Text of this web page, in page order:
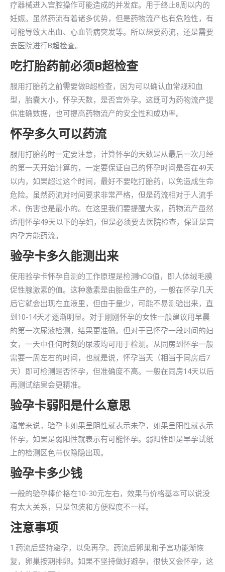
疗器械进入宫腔操作可能造成的并发症。用于终止8周以内的
妊娠。虽然药流有着诸多优势，但是药物流产也有危险性，有
可能导致大出血、心血管病突发等。所以想要药流，还是需要
去医院进行B超检查。
吃打胎药前必须B超检查
服用打胎药之前需要做B超检查，因为可以确认血常规和血
型，胎囊大小，怀孕天数，是否宫外孕。这既可为药物流产提
供准确数据，也可提高药物流产的安全性和成功率。
怀孕多久可以药流
服用打胎药时一定要注意，计算怀孕的天数是从最后一次月经
的第一天开始计算的，一定要保证自己的怀孕时间是否在49天
以内，如果超过这个时间，最好不要吃打胎药，以免造成生命
危险。虽然药流对时间要求非常严格，但是药流相对于人流手
术，伤害也是最小的。在这里我们要提醒大家，药物流产虽然
适用怀孕49天以下的孕妇，但是必须要去医院检查，保证是宫
内孕方能药流。
验孕卡多久能测出来
使用验孕卡怀孕自测的工作原理是检测hCG值，即人体绒毛膜
促性腺激素的值。这种激素是由胎盘生产的，一般在怀孕几天
后它就会出现在血液里，但由于量少，可能不易测验出来，直
到10-14天才逐渐明显。对于刚刚怀孕的女性一般建议用早晨
的第一次尿液检测，结果更准确。但对于已怀孕一段时间的妇
女，一天中任何时刻的尿液均可用于检测。从同房到怀孕一般
需要一周左右的时间，也就是说，怀孕当天（相当于同房后7
天）即可检测是否怀孕，但准确度不高。一般在同房14天以后
再测试结果会更精准。
验孕卡弱阳是什么意思
通常来说，验孕卡如果呈阴性就表示未孕，如果呈阳性就表示
怀孕，如果是弱阳性就表示有可能怀孕。弱阳性即是早孕试纸
上的检测区色带仅隐隐出现。
验孕卡多少钱
一般的验孕棒价格在10-30元左右，效果与价格基本可以说没
有太大关系，只是包装和方便程度不一样。
注意事项
1.药流后坚持避孕，以免再孕。药流后卵巢和子宫功能渐恢
复，卵巢按期排卵。如果不坚持做好避孕，很快又会怀孕，这